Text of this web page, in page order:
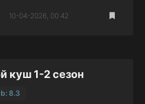
10-04-2026, 00:42
куш 1-2 сезон
8.3